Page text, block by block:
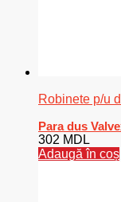
Robinete p/u
Para dus
302 MDL
Adaugă în coș